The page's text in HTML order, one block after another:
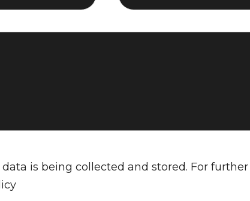
is being collected and stored. For